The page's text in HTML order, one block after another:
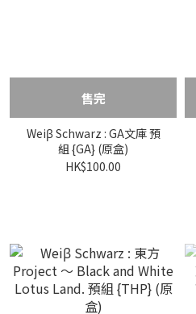
售完
Weiβ Schwarz : GA文庫 預
組 {GA} (原盒)
HK$100.00